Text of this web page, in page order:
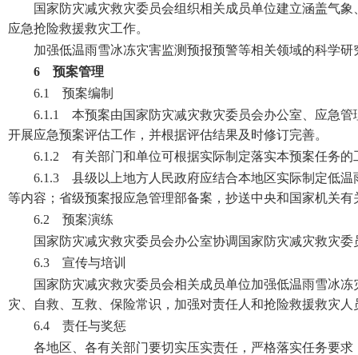
国家防灾减灾救灾委员会组织相关成员单位建立涵盖气
应急抢险救援救灾工作。
加强低温雨雪冰冻灾害监测预报预警等相关领域的科学
6 预案管理
6.1 预案编制
6.1.1 本预案由国家防灾减灾救灾委员会办公室、应急
开展应急预案评估工作，并根据评估结果及时修订完善。
6.1.2 有关部门和单位可根据实际制定落实本预案任务
6.1.3 县级以上地方人民政府应结合本地区实际制定低
等内容；省级预案报应急管理部备案，抄送中央和国家机关有
6.2 预案演练
国家防灾减灾救灾委员会办公室协调国家防灾减灾救灾
6.3 宣传与培训
国家防灾减灾救灾委员会相关成员单位加强低温雨雪冰
灾、自救、互救、保险常识，加强对责任人和抢险救援救灾
6.4 责任与奖惩
各地区、各有关部门要切实压实责任，严格落实任务要